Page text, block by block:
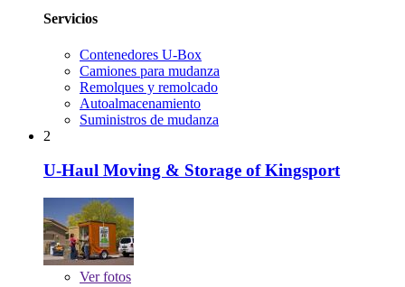
Servicios
Contenedores U-Box
Camiones para mudanza
Remolques y remolcado
Autoalmacenamiento
Suministros de mudanza
2
U-Haul Moving & Storage of Kingsport
Verfotos